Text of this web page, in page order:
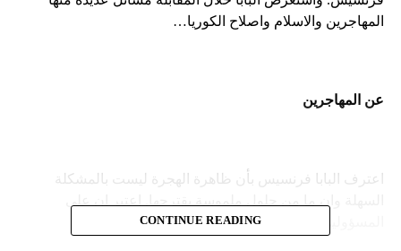
المهاجرين والاسلام واصلاح الكوريا…
عن المهاجرين
اعترف البابا فرنسيس بأن ظاهرة الهجرة ليست بالمشكلة
المسؤولين تطوير سياسة “مبتكرة” من الحوار والتنميّة.
CONTINUE READING